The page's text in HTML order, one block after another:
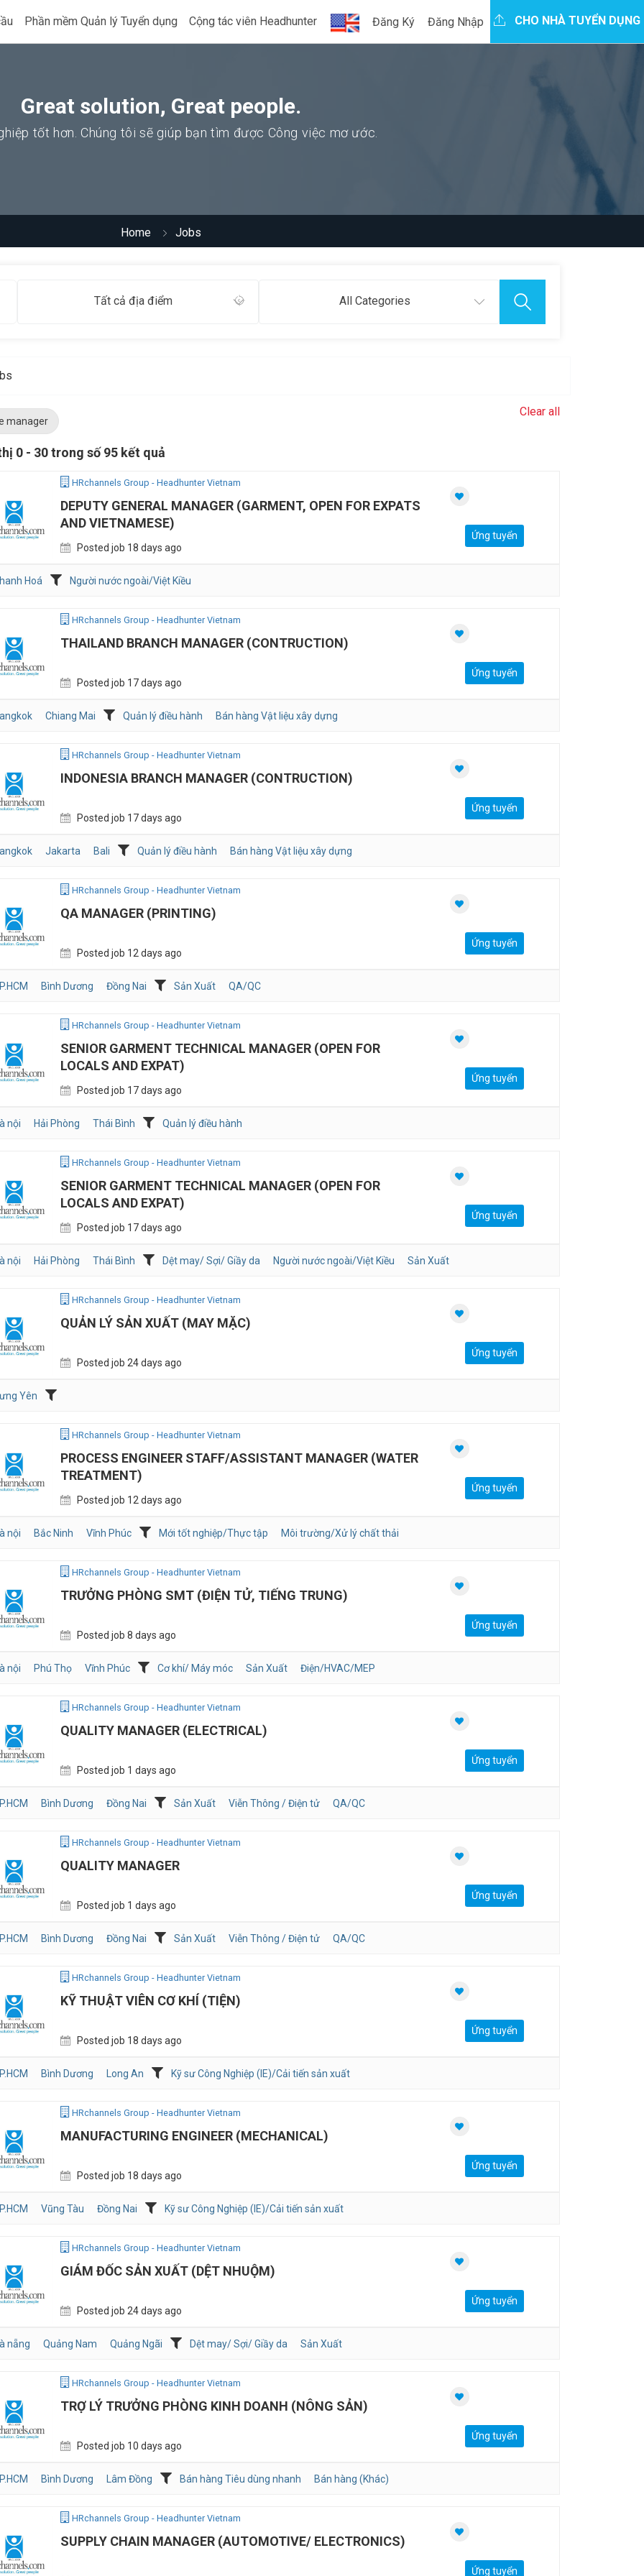
Phần mềm Quản lý Tuyển dụng Cộng tác viên Headhunter Đăng Ký Đăng Nhập CHO NHÀ TUYỂN DỤNG
Great solution, Great people.
tốt hơn. Chúng tôi sẽ giúp bạn tìm được Công việc mơ ước.
Home Jobs
Tất cả địa điểm All Categories
manager
Clear all
0 - 30 trong số 95 kết quả
HRchannels Group - Headhunter Vietnam
DEPUTY GENERAL MANAGER (GARMENT, OPEN FOR EXPATS
AND VIETNAMESE)
Posted job 18 days ago
Ứng tuyển
Hoá Người nước ngoài/Việt Kiều
HRchannels Group - Headhunter Vietnam
THAILAND BRANCH MANAGER (CONTRUCTION)
Posted job 17 days ago
Ứng tuyển
Chiang Mai Quản lý điều hành Bán hàng Vật liệu xây dựng
HRchannels Group - Headhunter Vietnam
INDONESIA BRANCH MANAGER (CONTRUCTION)
Posted job 17 days ago
Ứng tuyển
Jakarta Bali Quản lý điều hành Bán hàng Vật liệu xây dựng
HRchannels Group - Headhunter Vietnam
QA MANAGER (PRINTING)
Posted job 12 days ago
Ứng tuyển
Bình Dương Đồng Nai Sản Xuất QA/QC
HRchannels Group - Headhunter Vietnam
SENIOR GARMENT TECHNICAL MANAGER (OPEN FOR
LOCALS AND EXPAT)
Posted job 17 days ago
Ứng tuyển
nội Hải Phòng Thái Bình Quản lý điều hành
HRchannels Group - Headhunter Vietnam
SENIOR GARMENT TECHNICAL MANAGER (OPEN FOR
LOCALS AND EXPAT)
Posted job 17 days ago
Ứng tuyển
nội Hải Phòng Thái Bình Dệt may/ Sợi/ Giầy da Người nước ngoài/Việt Kiều Sản Xuất
HRchannels Group - Headhunter Vietnam
QUẢN LÝ SẢN XUẤT (MAY MẶC)
Posted job 24 days ago
Ứng tuyển
Yên
HRchannels Group - Headhunter Vietnam
PROCESS ENGINEER STAFF/ASSISTANT MANAGER (WATER
TREATMENT)
Posted job 12 days ago
Ứng tuyển
nội Bắc Ninh Vĩnh Phúc Mới tốt nghiệp/Thực tập Môi trường/Xử lý chất thải
HRchannels Group - Headhunter Vietnam
TRƯỞNG PHÒNG SMT (ĐIỆN TỬ, TIẾNG TRUNG)
Posted job 8 days ago
Ứng tuyển
nội Phú Thọ Vĩnh Phúc Cơ khí/ Máy móc Sản Xuất Điện/HVAC/MEP
HRchannels Group - Headhunter Vietnam
QUALITY MANAGER (ELECTRICAL)
Posted job 1 days ago
Ứng tuyển
Bình Dương Đồng Nai Sản Xuất Viễn Thông / Điện tử QA/QC
HRchannels Group - Headhunter Vietnam
QUALITY MANAGER
Posted job 1 days ago
Ứng tuyển
Bình Dương Đồng Nai Sản Xuất Viễn Thông / Điện tử QA/QC
HRchannels Group - Headhunter Vietnam
KỸ THUẬT VIÊN CƠ KHÍ (TIỆN)
Posted job 18 days ago
Ứng tuyển
Bình Dương Long An Kỹ sư Công Nghiệp (IE)/Cải tiến sản xuất
HRchannels Group - Headhunter Vietnam
MANUFACTURING ENGINEER (MECHANICAL)
Posted job 18 days ago
Ứng tuyển
Vũng Tàu Đồng Nai Kỹ sư Công Nghiệp (IE)/Cải tiến sản xuất
HRchannels Group - Headhunter Vietnam
GIÁM ĐỐC SẢN XUẤT (DỆT NHUỘM)
Posted job 24 days ago
Ứng tuyển
nẵng Quảng Nam Quảng Ngãi Dệt may/ Sợi/ Giầy da Sản Xuất
HRchannels Group - Headhunter Vietnam
TRỢ LÝ TRƯỞNG PHÒNG KINH DOANH (NÔNG SẢN)
Posted job 10 days ago
Ứng tuyển
Bình Dương Lâm Đồng Bán hàng Tiêu dùng nhanh Bán hàng (Khác)
HRchannels Group - Headhunter Vietnam
SUPPLY CHAIN MANAGER (AUTOMOTIVE/ ELECTRONICS)
Ứng tuyển